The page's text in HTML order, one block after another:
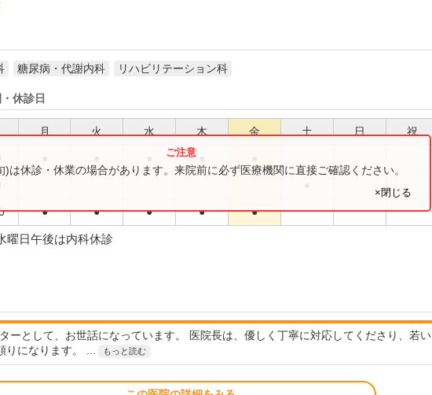
糖尿病・代謝内科 リハビリテーション科
休診日
月 火 水 木 金 土 日 祝
● ● ● ● ●
)は休診・休業の場合があります。来院前に必ず医療機関に直接ご確認ください。
×閉じる
曜日午後は内科休診
ーとして、お世話になっています。 医院長は、優しく丁寧に対応してくださり、若い
になります。 ...
もっと読む